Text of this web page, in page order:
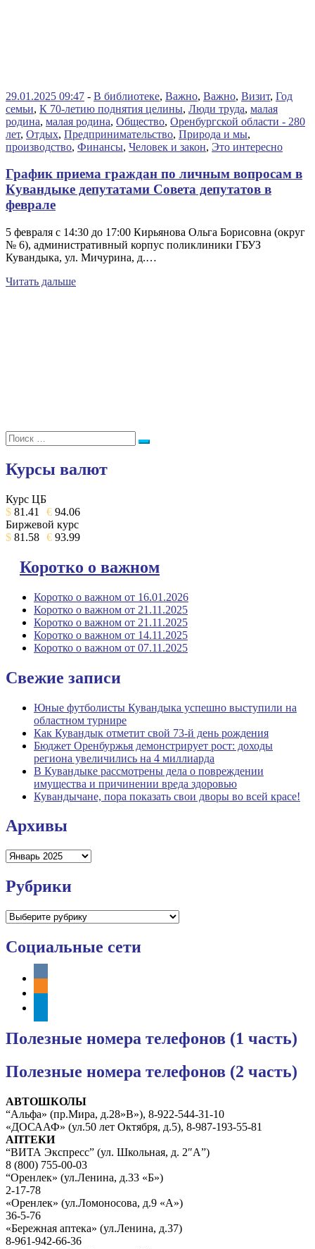
29.01.2025 09:47 - В библиотеке, Важно, Важно, Визит, Год
семьи, К 70-летию поднятия целины, Люди труда, малая
родина, малая родина, Общество, Оренбургской области - 280
лет, Отдых, Предпринимательство, Природа и мы,
производство, Финансы, Человек и закон, Это интересно
График приема граждан по личным вопросам в
Кувандыке депутатами Совета депутатов в
феврале
5 февраля с 14:30 до 17:00 Кирьянова Ольга Борисовна (округ
№ 6), административный корпус поликлиники ГБУЗ
Кувандыка, ул. Мичурина, д.…
Читать дальше
Поиск:
Поиск
Курсы валют
Курс ЦБ
$ 81.41 € 94.06
Биржевой курс
$ 81.58 € 93.99
Коротко о важном
Коротко о важном от 16.01.2026
Коротко о важном от 21.11.2025
Коротко о важном от 21.11.2025
Коротко о важном от 14.11.2025
Коротко о важном от 07.11.2025
Свежие записи
Юные футболисты Кувандыка успешно выступили на
областном турнире
Как Кувандык отметит свой 73-й день рождения
Бюджет Оренбуржья демонстрирует рост: доходы
региона увеличились на 4 миллиарда
В Кувандыке рассмотрены дела о повреждении
имущества и причинении вреда здоровью
Кувандычане, пора показать свои дворы во всей красе!
Архивы
Архивы
Рубрики
Рубрики
Социальные сети
vkontakte
odnoklassniki
Полезные номера телефонов (1 часть)
Полезные номера телефонов (2 часть)
АВТОШКОЛЫ
“Альфа» (пр.Мира, д.28»В»), 8-922-544-31-10
«ДОСААФ» (ул.50 лет Октября, д.5), 8-987-193-55-81
АПТЕКИ
“ВИТА Экспресс” (ул. Школьная, д. 2″А”)
8 (800) 755-00-03
“Оренлек» (ул.Ленина, д.33 «Б»)
2-17-78
«Оренлек» (ул.Ломоносова, д.9 «А»)
36-5-76
«Бережная аптека» (ул.Ленина, д.37)
8-961-942-66-36